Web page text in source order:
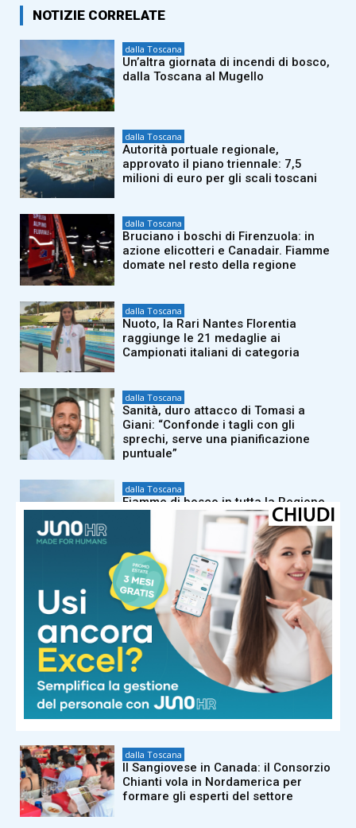
NOTIZIE CORRELATE
dalla Toscana
Un’altra giornata di incendi di bosco,
dalla Toscana al Mugello
dalla Toscana
Autorità portuale regionale,
approvato il piano triennale: 7,5
milioni di euro per gli scali toscani
dalla Toscana
Bruciano i boschi di Firenzuola: in
azione elicotteri e Canadair. Fiamme
domate nel resto della regione
dalla Toscana
Nuoto, la Rari Nantes Florentia
raggiunge le 21 medaglie ai
Campionati italiani di categoria
dalla Toscana
Sanità, duro attacco di Tomasi a
Giani: “Confonde i tagli con gli
sprechi, serve una pianificazione
puntuale”
dalla Toscana
Fiamme di bosco in tutta la Regione,
superlavoro per l’Aib
dalla Toscana
Conte in commissione Covid:
“Scavate pure, non troverete niente
di illecito su di me. Meloni mi diede
del criminale”
dalla Toscana
La composizione dei gironi di Serie D:
tutti i derby regionali del Girone E e le
avversarie di Pistoiese e Pontedera
dalla Toscana
Il Sangiovese in Canada: il Consorzio
Chianti vola in Nordamerica per
formare gli esperti del settore